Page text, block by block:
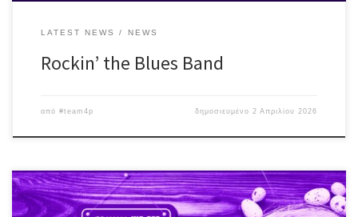
LATEST NEWS NEWS
Rockin’ the Blues Band
από #team4p δημοσιευμένο2 Απριλίου 2026